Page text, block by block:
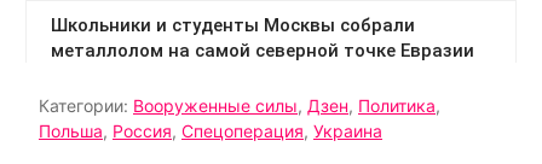
Категории: Вооруженные силы, Дзен, Политика,
Польша, Россия, Спецоперация, Украина